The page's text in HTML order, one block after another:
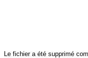
Le fichier a été supprimé